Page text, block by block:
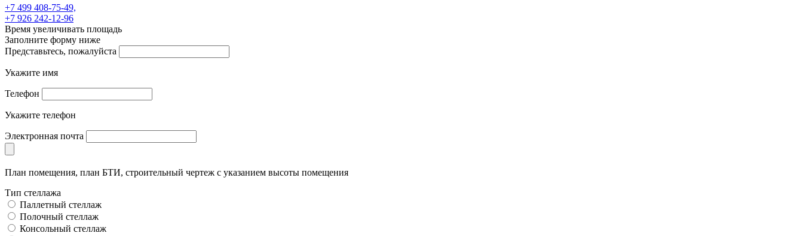
+7 499 408-75-49,
+7 926 242-12-96
Время увеличивать площадь
Заполните форму ниже
Представьтесь, пожалуйста
Укажите имя
Телефон
Укажите телефон
Электронная почта
План помещения, план БТИ, строительный чертеж с указанием высоты помещения
Тип стеллажа
Паллетный стеллаж
Полочный стеллаж
Консольный стеллаж